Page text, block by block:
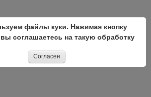
файлы куки. Нажимая кнопку
соглашаетесь на такую обработку
Согласен